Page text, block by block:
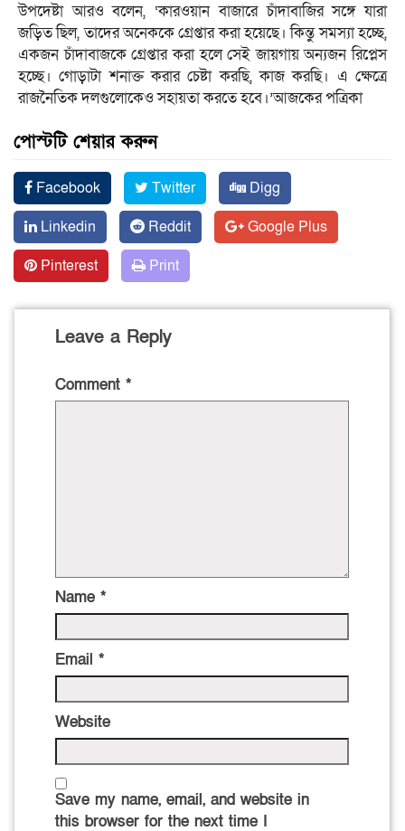
উপদেষ্টা আরও বলেন, ‘কারওয়ান বাজারে চাঁদাবাজির সঙ্গে যারা
জড়িত ছিল, তাদের অনেককে গ্রেপ্তার করা হয়েছে। কিন্তু সমস্যা হচ্ছে,
একজন চাঁদাবাজকে গ্রেপ্তার করা হলে সেই জায়গায় অন্যজন রিপ্লেস
হচ্ছে। গোড়াটা শনাক্ত করার চেষ্টা করছি, কাজ করছি। এ ক্ষেত্রে
রাজনৈতিক দলগুলোকেও সহায়তা করতে হবে।’আজকের পত্রিকা
পোস্টটি শেয়ার করুন
Facebook Twitter
Digg
Linkedin
Reddit
Google Plus
Pinterest
Print
Leave a Reply
Comment *
Name *
Email *
Website
Save my name, email, and website in
this browser for the next time I